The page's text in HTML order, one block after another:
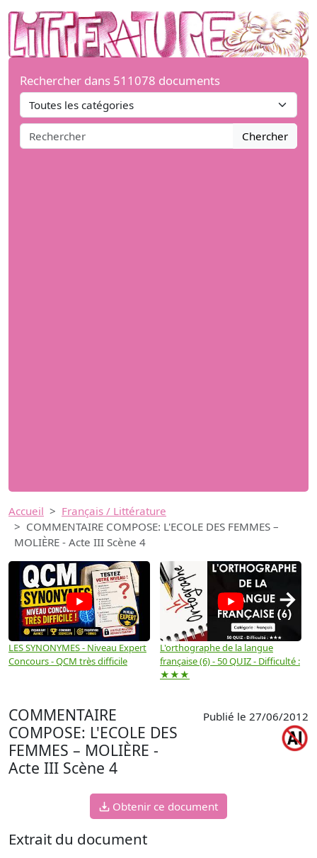
Rechercher dans 511078 documents
Chercher
Accueil
Français / Littérature
COMMENTAIRE COMPOSE: L'ECOLE DES FEMMES –
MOLIÈRE - Acte III Scène 4
LES SYNONYMES - Niveau Expert
Concours - QCM très difficile
L'orthographe de la langue
française (6) - 50 QUIZ - Difficulté :
★★★
→
COMMENTAIRE
COMPOSE: L'ECOLE DES
FEMMES – MOLIÈRE -
Acte III Scène 4
Publié le 27/06/2012
Obtenir ce document
Extrait du document